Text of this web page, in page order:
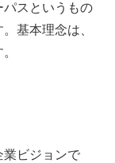
スというもの
基本理念は、
業ビジョンで